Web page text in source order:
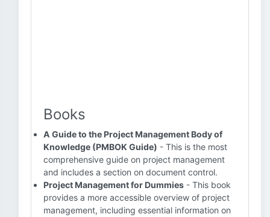
Books
A Guide to the Project Management Body of
Knowledge (PMBOK Guide) - This is the most
comprehensive guide on project management
and includes a section on document control.
Project Management for Dummies - This book
provides a more accessible overview of project
management, including essential information on